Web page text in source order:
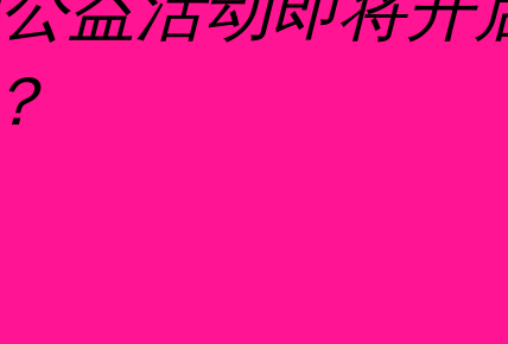
好治疗吗？